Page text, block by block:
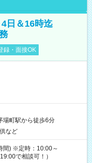
日＆16時迄
録・面接OK
場町駅から徒歩6分
など
間) ※定時：10:00～
で相談可！）